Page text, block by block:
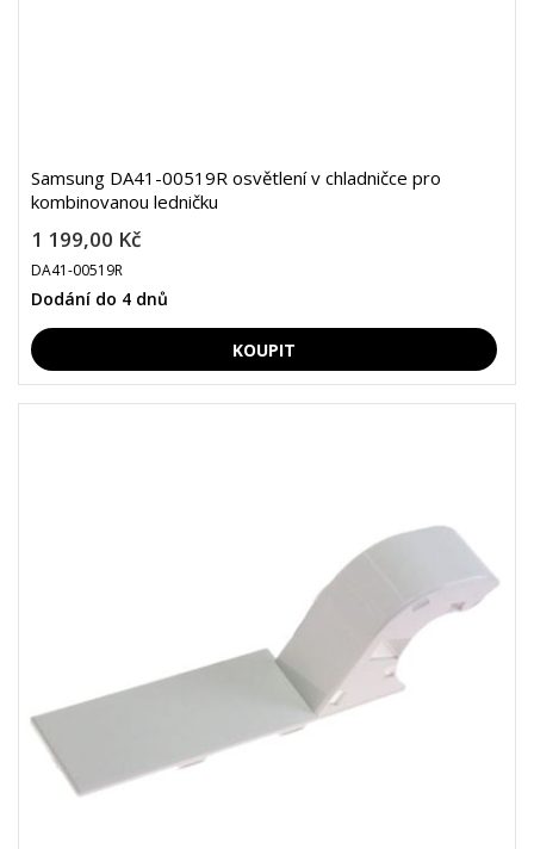
Samsung DA41-00519R osvětlení v chladničce pro
kombinovanou ledničku
1 199,00 Kč
DA41-00519R
Dodání do 4 dnů